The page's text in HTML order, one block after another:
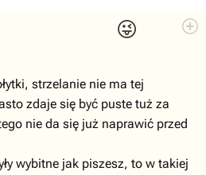
😜
strzelanie nie ma tej
zdaje się być puste tuż za
nie da się już naprawić przed
wybitne jak piszesz, to w takiej